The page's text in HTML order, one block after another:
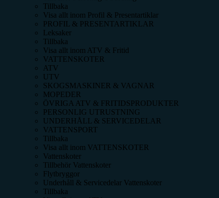
Tillbaka
Visa allt inom Profil & Presentartiklar
PROFIL & PRESENTARTIKLAR
Leksaker
Tillbaka
Visa allt inom ATV & Fritid
VATTENSKOTER
ATV
UTV
SKOGSMASKINER & VAGNAR
MOPEDER
ÖVRIGA ATV & FRITIDSPRODUKTER
PERSONLIG UTRUSTNING
UNDERHÅLL & SERVICEDELAR
VATTENSPORT
Tillbaka
Visa allt inom VATTENSKOTER
Vattenskoter
Tillbehör Vattenskoter
Flytbryggor
Underhåll & Servicedelar Vattenskoter
Tillbaka